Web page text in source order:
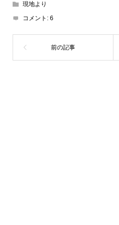
現地より
コメント: 6